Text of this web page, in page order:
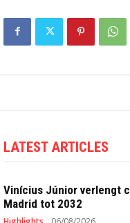
LATEST ARTICLES
Vinícius Júnior verlengt
Madrid tot 2032